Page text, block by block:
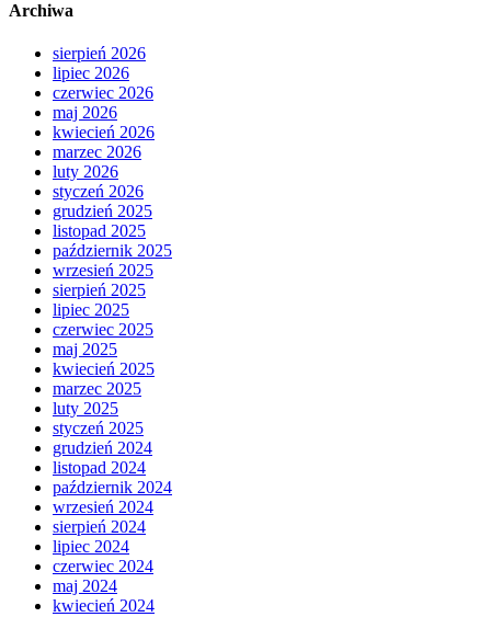
Archiwa
sierpień 2026
lipiec 2026
czerwiec 2026
maj 2026
kwiecień 2026
marzec 2026
luty 2026
styczeń 2026
grudzień 2025
listopad 2025
październik 2025
wrzesień 2025
sierpień 2025
lipiec 2025
czerwiec 2025
maj 2025
kwiecień 2025
marzec 2025
luty 2025
styczeń 2025
grudzień 2024
listopad 2024
październik 2024
wrzesień 2024
sierpień 2024
lipiec 2024
czerwiec 2024
maj 2024
kwiecień 2024